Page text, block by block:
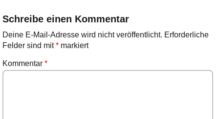
Schreibe einen Kommentar
Deine E-Mail-Adresse wird nicht veröffentlicht. Erforderliche
Felder sind mit*markiert
Kommentar *